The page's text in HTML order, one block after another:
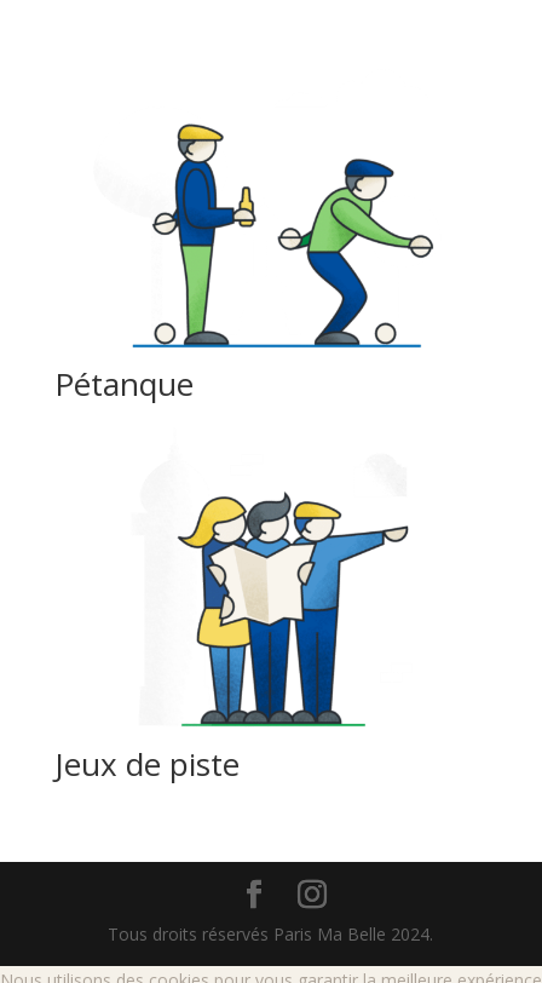
Pétanque
Jeux de piste
Tous droits réservés Paris Ma Belle 2024.